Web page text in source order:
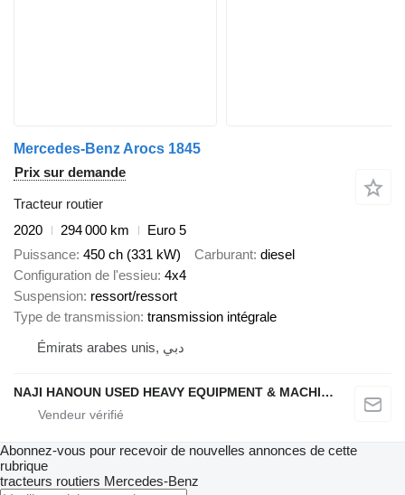
Mercedes-Benz Arocs 1845
Prix sur demande
Tracteur routier
2020
294 000 km
Euro 5
Puissance 450 ch (331 kW) Carburant diesel
Configuration de l'essieu 4x4
Suspension ressort/ressort
Type de transmission transmission intégrale
Émirats arabes unis, دبي
NAJI HANOUN USED HEAVY EQUIPMENT & MACHINERY TRADING CO LLC
Abonnez-vous pour recevoir de nouvelles annonces de cette
rubrique
tracteurs routiers Mercedes-Benz